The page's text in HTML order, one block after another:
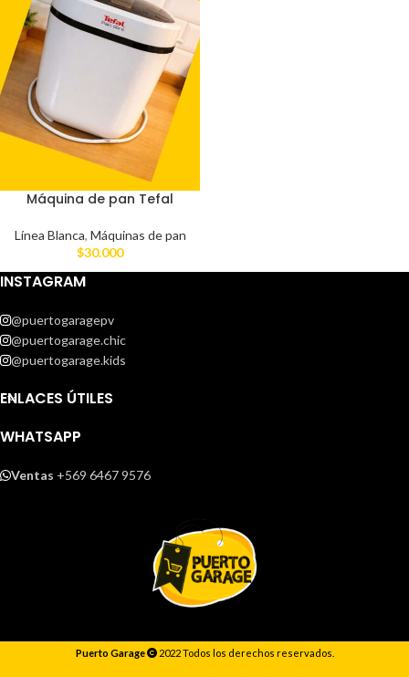
Máquina de pan Tefal
Línea Blanca, Máquinas de pan
$30.000
INSTAGRAM
@puertogaragepv
@puertogarage.chic
@puertogarage.kids
ENLACES ÚTILES
WHATSAPP
Ventas +569 6467 9576
Puerto Garage 2022 Todos los derechos reservados.